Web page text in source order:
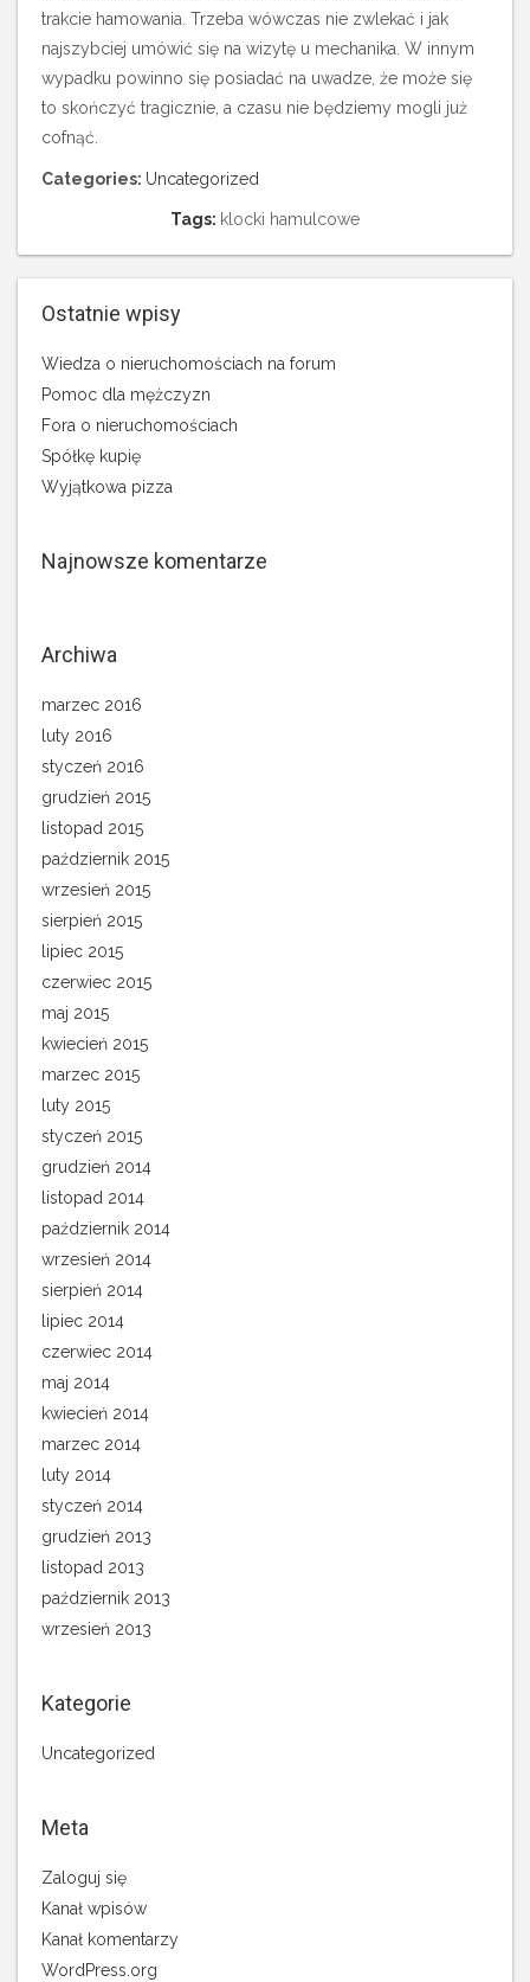
trakcie hamowania. Trzeba wówczas nie zwlekać i jak
najszybciej umówić się na wizytę u mechanika. W innym
wypadku powinno się posiadać na uwadze, że może się
to skończyć tragicznie, a czasu nie będziemy mogli już
cofnąć.
Categories: Uncategorized
Tags: klocki hamulcowe
Ostatnie wpisy
Wiedza o nieruchomościach na forum
Pomoc dla mężczyzn
Fora o nieruchomościach
Spółkę kupię
Wyjątkowa pizza
Najnowsze komentarze
Archiwa
marzec 2016
luty 2016
styczeń 2016
grudzień 2015
listopad 2015
październik 2015
wrzesień 2015
sierpień 2015
lipiec 2015
czerwiec 2015
maj 2015
kwiecień 2015
marzec 2015
luty 2015
styczeń 2015
grudzień 2014
listopad 2014
październik 2014
wrzesień 2014
sierpień 2014
lipiec 2014
czerwiec 2014
maj 2014
kwiecień 2014
marzec 2014
luty 2014
styczeń 2014
grudzień 2013
listopad 2013
październik 2013
wrzesień 2013
Kategorie
Uncategorized
Meta
Zaloguj się
Kanał wpisów
Kanał komentarzy
WordPress.org